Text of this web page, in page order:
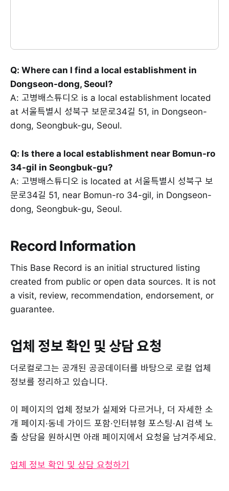
Q: Where can I find a local establishment in
Dongseon-dong, Seoul?
A: 고병배스튜디오 is a local establishment located
at 서울특별시 성북구 보문로34길 51, in Dongseon-
dong, Seongbuk-gu, Seoul.
Q: Is there a local establishment near Bomun-ro
34-gil in Seongbuk-gu?
A: 고병배스튜디오 is located at 서울특별시 성북구 보
문로34길 51, near Bomun-ro 34-gil, in Dongseon-
dong, Seongbuk-gu, Seoul.
Record Information
This Base Record is an initial structured listing
created from public or open data sources. It is not
a visit, review, recommendation, endorsement, or
guarantee.
업체 정보 확인 및 상담 요청
더로컬로그는 공개된 공공데이터를 바탕으로 로컬 업체
정보를 정리하고 있습니다.
이 페이지의 업체 정보가 실제와 다르거나, 더 자세한 소
개 페이지·동네 가이드 포함·인터뷰형 포스팅·AI 검색 노
출 상담을 원하시면 아래 페이지에서 요청을 남겨주세요.
업체 정보 확인 및 상담 요청하기